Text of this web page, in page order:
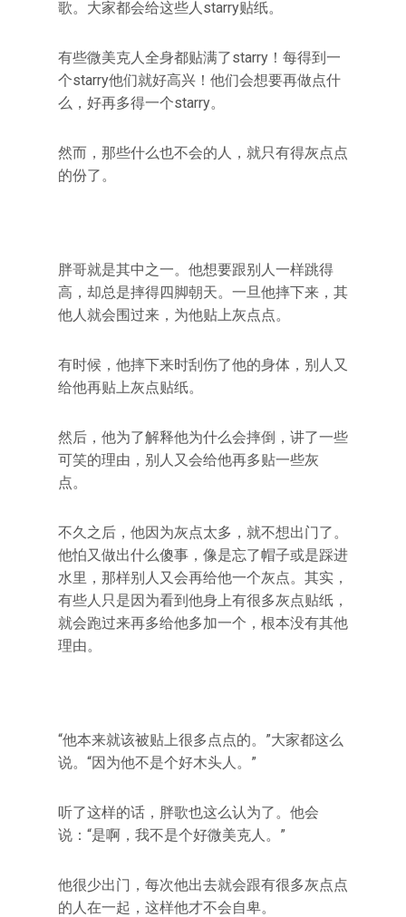
歌。大家都会给这些人starry贴纸。
有些微美克人全身都贴满了starry！每得到一
个starry他们就好高兴！他们会想要再做点什
么，好再多得一个starry。
然而，那些什么也不会的人，就只有得灰点点
的份了。
胖哥就是其中之一。他想要跟别人一样跳得
高，却总是摔得四脚朝天。一旦他摔下来，其
他人就会围过来，为他贴上灰点点。
有时候，他摔下来时刮伤了他的身体，别人又
给他再贴上灰点贴纸。
然后，他为了解释他为什么会摔倒，讲了一些
可笑的理由，别人又会给他再多贴一些灰
点。
不久之后，他因为灰点太多，就不想出门了。
他怕又做出什么傻事，像是忘了帽子或是踩进
水里，那样别人又会再给他一个灰点。其实，
有些人只是因为看到他身上有很多灰点贴纸，
就会跑过来再多给他多加一个，根本没有其他
理由。
“他本来就该被贴上很多点点的。”大家都这么
说。“因为他不是个好木头人。”
听了这样的话，胖歌也这么认为了。他会
说：“是啊，我不是个好微美克人。”
他很少出门，每次他出去就会跟有很多灰点点
的人在一起，这样他才不会自卑。